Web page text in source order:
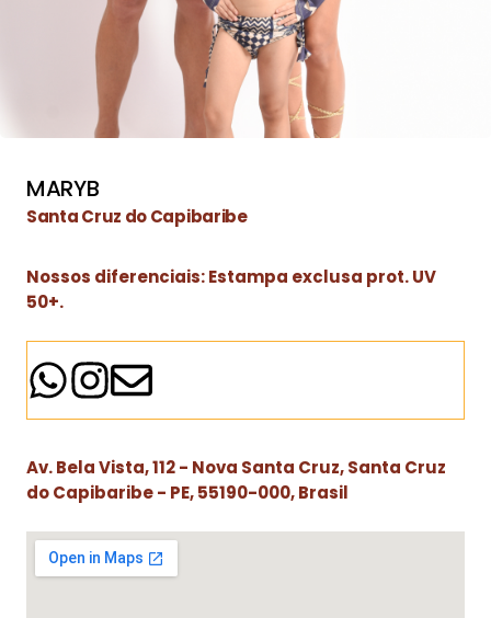
MARYB
Santa Cruz do Capibaribe
Nossos diferenciais: Estampa exclusa prot. UV
50+.
Av. Bela Vista, 112 - Nova Santa Cruz, Santa Cruz
do Capibaribe - PE, 55190-000, Brasil